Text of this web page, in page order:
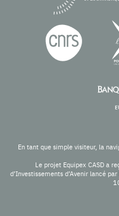
En tant que simple visiteur, la
Le projet Equipex CASD a
d’Investissements d’Avenir lancé